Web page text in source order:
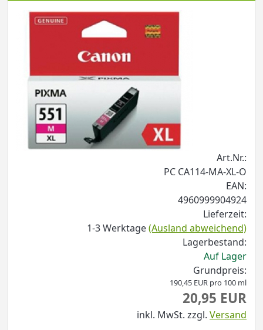
Art.Nr.:
PC CA114-MA-XL-O
EAN:
4960999904924
Lieferzeit:
1-3 Werktage(Ausland abweichend)
Lagerbestand:
Auf Lager
Grundpreis:
190,45 EUR pro 100 ml
20,95 EUR
inkl. MwSt. zzgl. Versand